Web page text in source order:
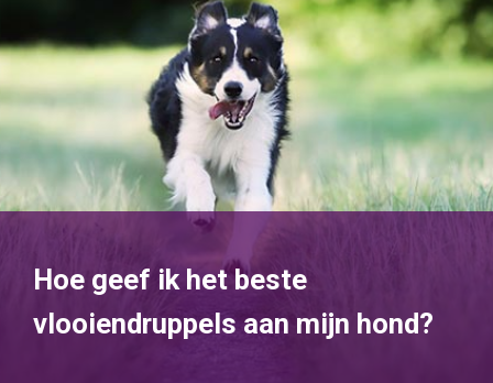
Hoe geef ik het beste
vlooiendruppels aan mijn hond?